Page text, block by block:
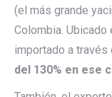
(el más grande
Colombia. Ubicado
importado a través
del 130% en ese